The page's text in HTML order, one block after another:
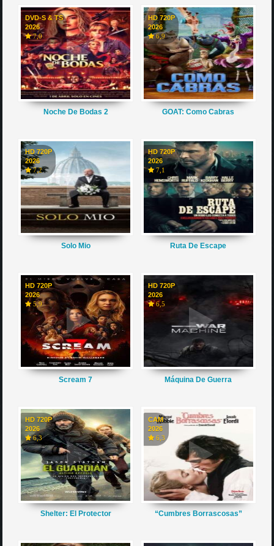
DVD-S & TS
2026
7,0
Noche De Bodas 2
HD 720P
2026
6,9
GOAT: Como Cabras
HD 720P
2026
7,2
Solo Mio
HD 720P
2026
7,1
Ruta De Escape
HD 720P
2026
5,9
Scream 7
HD 720P
2026
6,5
Máquina De Guerra
HD 720P
2026
6,3
Shelter: El Protector
CAM
2026
6,3
“Cumbres Borrascosas”